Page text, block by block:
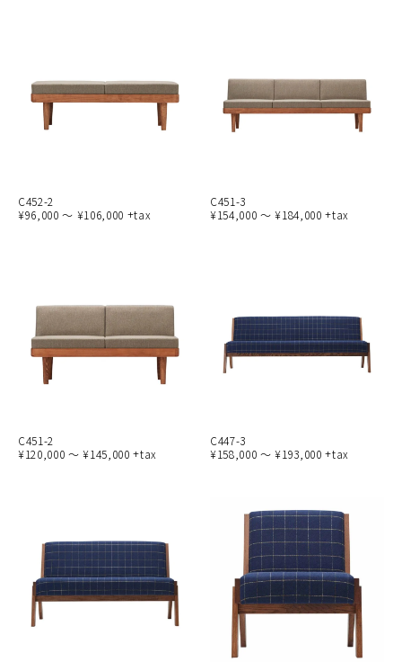
C452-2
¥96,000 ～ ¥106,000 +tax
C451-3
¥154,000 ～ ¥184,000 +tax
C451-2
¥120,000 ～ ¥145,000 +tax
C447-3
¥158,000 ～ ¥193,000 +tax